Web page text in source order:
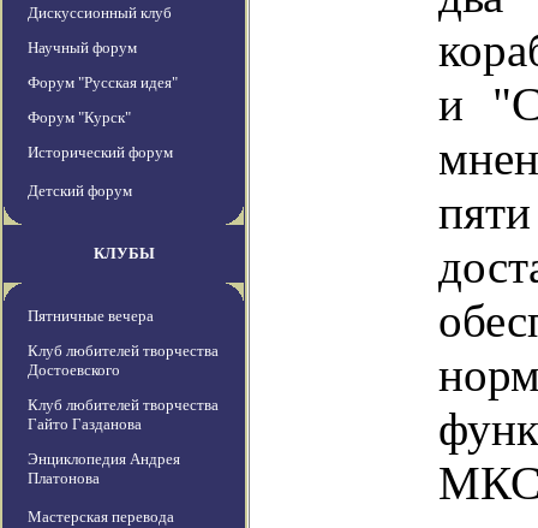
Дискуссионный клуб
Научный форум
Форум "Русская идея"
Форум "Курск"
Исторический форум
Детский форум
КЛУБЫ
Пятничные вечера
Клуб любителей творчества
Достоевского
Клуб любителей творчества
Гайто Газданова
Энциклопедия Андрея
Платонова
Мастерская перевода
и